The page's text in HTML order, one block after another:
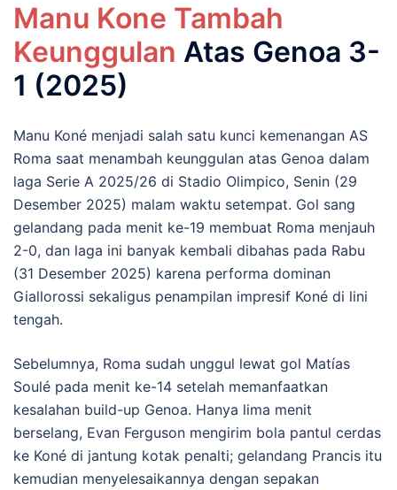
Manu Kone Tambah
Keunggulan Atas Genoa 3-
1 (2025)
Manu Koné menjadi salah satu kunci kemenangan AS
Roma saat menambah keunggulan atas Genoa dalam
laga Serie A 2025/26 di Stadio Olimpico, Senin (29
Desember 2025) malam waktu setempat. Gol sang
gelandang pada menit ke-19 membuat Roma menjauh
2-0, dan laga ini banyak kembali dibahas pada Rabu
(31 Desember 2025) karena performa dominan
Giallorossi sekaligus penampilan impresif Koné di lini
tengah.
Sebelumnya, Roma sudah unggul lewat gol Matías
Soulé pada menit ke-14 setelah memanfaatkan
kesalahan build-up Genoa. Hanya lima menit
berselang, Evan Ferguson mengirim bola pantul cerdas
ke Koné di jantung kotak penalti; gelandang Prancis itu
kemudian menyelesaikannya dengan sepakan